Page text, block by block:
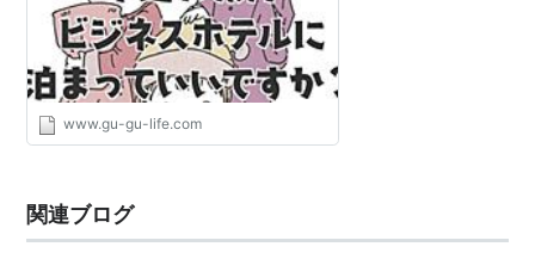
www.gu-gu-life.com
関連ブログ